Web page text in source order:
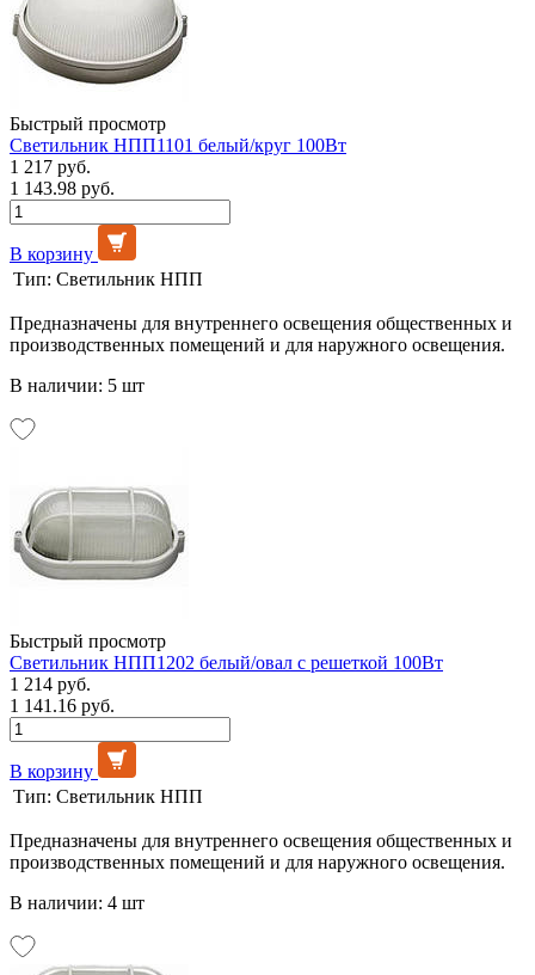
Быстрый просмотр
Светильник НПП1101 белый/круг 100Вт
1 217 руб.
1 143.98 руб.
В корзину
Тип: Светильник НПП
Предназначены для внутреннего освещения общественных и
производственных помещений и для наружного освещения.
В наличии: 5 шт
Быстрый просмотр
Светильник НПП1202 белый/овал с решеткой 100Вт
1 214 руб.
1 141.16 руб.
В корзину
Тип: Светильник НПП
Предназначены для внутреннего освещения общественных и
производственных помещений и для наружного освещения.
В наличии: 4 шт